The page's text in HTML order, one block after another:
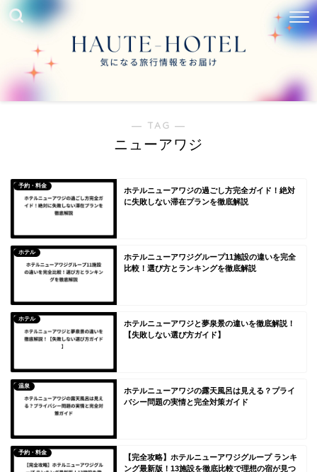
― TAG ―
ニューアワジ
予約・料金
ホテルニューアワジの過ごし方完全ガイド！絶対
に失敗しない滞在プランを徹底解説
ホテル
ホテルニューアワジグループ11施設の違いを完全
比較！選び方とランキングを徹底解説
ホテル
ホテルニューアワジと夢泉景の違いを徹底解説！
【失敗しない選び方ガイド】
温泉
ホテルニューアワジの露天風呂は見える？プライ
バシー問題の実情と完全対策ガイド
予約・料金
【完全攻略】ホテルニューアワジグループ ランキ
ング最新版！13施設を徹底比較で理想の宿が見つ